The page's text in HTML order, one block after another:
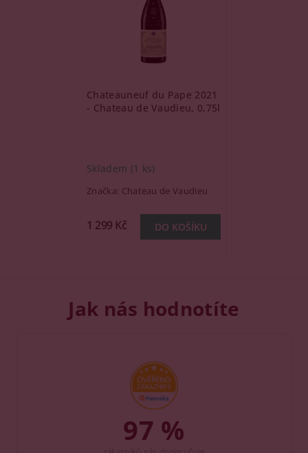
Chateauneuf du Pape 2021
- Chateau de Vaudieu, 0,75l
Skladem (1 ks)
Značka: Chateau de Vaudieu
1 299 Kč
Jak nás hodnotíte
97 %